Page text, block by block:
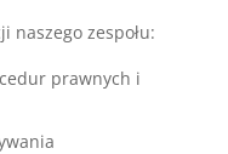
naszego zespołu:
prawnych i